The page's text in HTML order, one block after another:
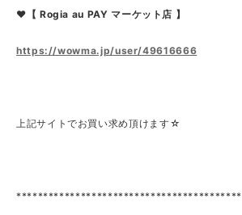
❤【 Rogia au PAY マーケット店 】
https://wowma.jp/user/49616666
上記サイトでお買い求め頂けます☆
******************************************